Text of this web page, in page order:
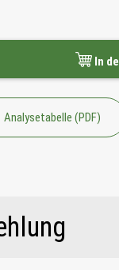
In
Analysetabelle (PDF)